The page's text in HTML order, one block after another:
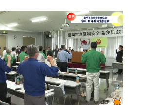
の画面が「メン
なり、ご利用いただけませ
いたしますが、ご了承の程
いたします。